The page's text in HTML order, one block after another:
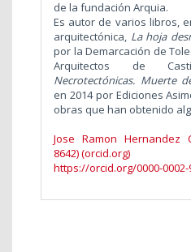
de la fundación Arquia.
Es autor de varios libros,
arquitectónica, La hoja
por la Demarcación de
Arquitectos de
Necrotectónicas. Muerte
en 2014 por Ediciones
obras que han obtenido
Jose Ramon Hernandez
8642) (orcid.org)
https://orcid.org/0000-0002-